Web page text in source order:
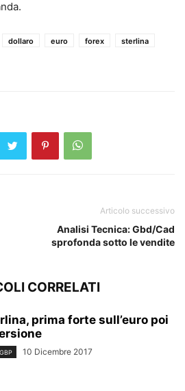
dollaro euro forex
sterlina
Articolo successivo
Analisi Tecnica: Gbd/Cad
sprofonda sotto le vendite
CORRELATI
prima forte sull’euro poi
10 Dicembre 2017